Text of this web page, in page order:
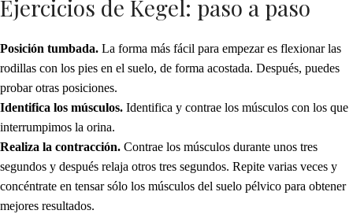
Ejercicios de Kegel: paso a paso
Posición tumbada. La forma más fácil para empezar es flexionar las
rodillas con los pies en el suelo, de forma acostada. Después, puedes
probar otras posiciones.
Identifica los músculos. Identifica y contrae los músculos con los que
interrumpimos la orina.
Realiza la contracción. Contrae los músculos durante unos tres
segundos y después relaja otros tres segundos. Repite varias veces y
concéntrate en tensar sólo los músculos del suelo pélvico para obtener
mejores resultados.